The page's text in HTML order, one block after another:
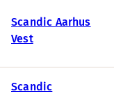
Scandic Aarhus
Vest
Scandic